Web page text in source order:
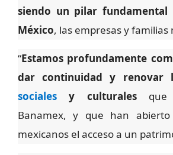
siendo un pilar fundamental
México, las empresas y familias
“Estamos profundamente
dar continuidad y renovar
sociales y culturales
Banamex, y que han
mexicanos el acceso a un